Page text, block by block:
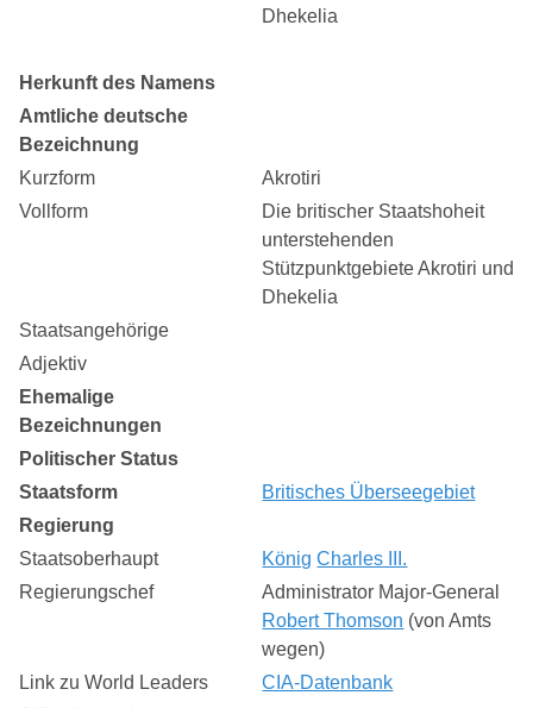
Dhekelia
Herkunft des Namens
Amtliche deutsche
Bezeichnung
Kurzform
Akrotiri
Vollform
Die britischer Staatshoheit
unterstehenden
Stützpunktgebiete Akrotiri und
Dhekelia
Staatsangehörige
Adjektiv
Ehemalige
Bezeichnungen
Politischer Status
Staatsform
Britisches Überseegebiet
Regierung
Staatsoberhaupt
König Charles III.
Regierungschef
Administrator Major-General
Robert Thomson (von Amts
wegen)
Link zu World Leaders
CIA-Datenbank